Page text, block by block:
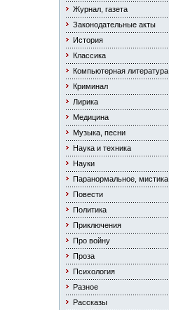
Журнал, газета
Законодательные акты
История
Классика
Компьютерная литература
Криминал
Лирика
Медицина
Музыка, песни
Наука и техника
Науки
Паранормальное, мистика
Повести
Политика
Приключения
Про войну
Проза
Психология
Разное
Рассказы